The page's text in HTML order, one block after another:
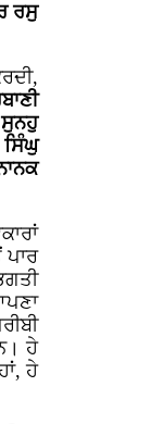
ਰਸੁ
ਸੁਨਹੁ
ਪਾਰ
ਹੇ
ਹੇ